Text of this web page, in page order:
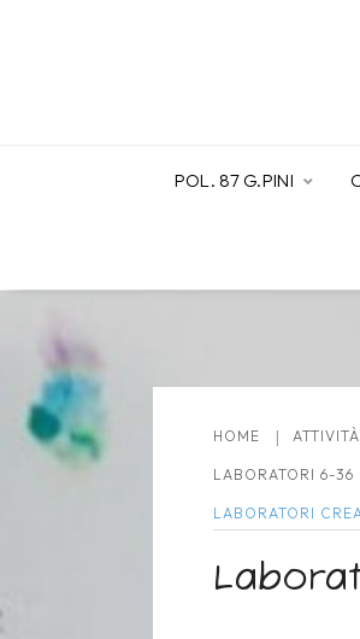
POL. 87 G.PINI
HOME
LABORATORI 6-36
LABORATORI